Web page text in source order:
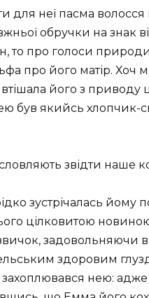
для неї пасма волосся
обручки на знак
то про голоси
про його матір. Хоч
його з приводу
був якийсь хлопчик-
звідти наше
зустрічалась йому
цілковитою
задовольняючи
здоровим
нею: